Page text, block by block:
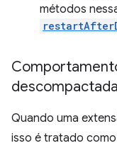
métodos
Quando uma
isso é tratado